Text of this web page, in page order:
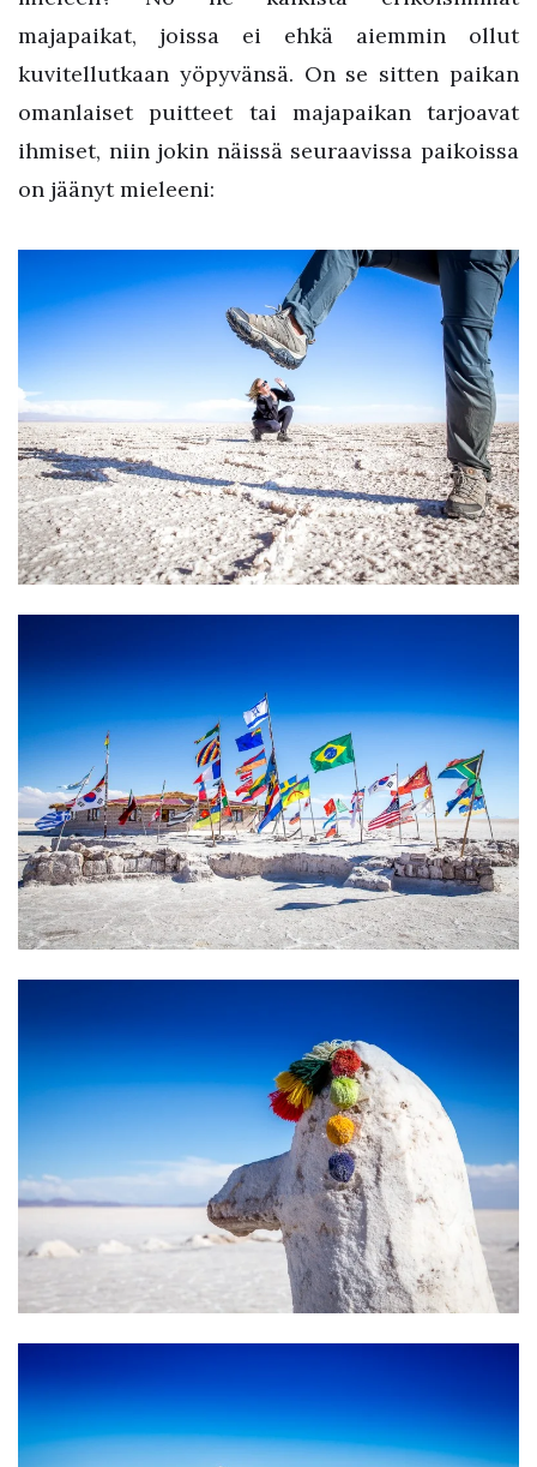
majapaikat, joissa ei ehkä aiemmin ollut
kuvitellutkaan yöpyvänsä. On se sitten paikan
omanlaiset puitteet tai majapaikan tarjoavat
ihmiset, niin jokin näissä seuraavissa paikoissa
on jäänyt mieleeni: